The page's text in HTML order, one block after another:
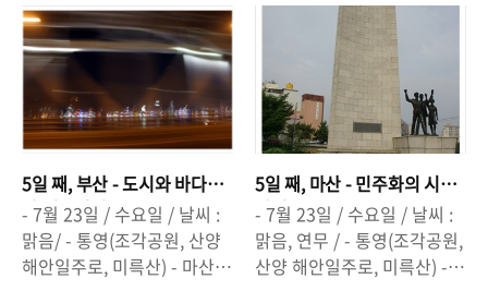
내가, 초.중학교때 왔던 거랑
다름없었지. 바뀐게 있다면,
옛날보다 상업주의에 찌들고
있다는 사실.은 눈살을 찌푸
리게했어. 그래도. 한국적인
가옥들. 주변환경과의 조화.
강변 어귀에서의. 전..
물.석굴암 내부는 사진 촬영
금지! - 불국사에 갔어. 경주 =
불국사? 청운교.백운교.연화
교.칠보교.3층석탑.다보탑.대
웅전.황금돼지..어릴 땐 몰랐
는데, 지금보니. 아름다웠어.
신라 불교예술의. 결정판.△
연화교와 칠보교, 청운교와
백운..
정견대, 감은사지) [울산은 공
업의 중.심.지.다] [ ...태화강
이 흐르는 공업도시. 그렇지
만 깨끗한 곳.] - 울산을 지나
갔어. 울산에 공단견학을 와
본 이후론 처음이었어. 공업
도시라는 걸 느낄 수 있었어.
그리고 태화강은 아름다웠어.
공원에서 낮잠을 자고, 다시
길을 떠났지. 여담이지만, 구
미에 가면 수출탑을 볼 수 있
정견대, 감은사지) [기장.엔.
바다.안.개.가.피어난.다] [ 우
리나라 최초의 원자력 . . . . . .
고리원전. . .] - 고리 원자력발
전소에 가봤어. 비록, 국가 중
요시설이라서 안에 들어가지
는 못했지만, 홍보관을 둘러
보고, 마을 어귀 방파제에서
발전소를 바라보았고. 바다에
서 피어나는 안개를 보았어.
그 안개는 아마도, 우리가 지
5일 째, 부산 - 도시와 바다
가 어우러진 곳.
- 7월 23일 / 수요일 / 날씨 :
맑음/ - 통영(조각공원, 산양
해안일주로, 미륵산) - 마산
5일 째, 마산 - 민주화의 시
발점.
- 7월 23일 / 수요일 / 날씨 :
맑음, 연무 / - 통영(조각공원,
산양 해안일주로, 미륵산) -